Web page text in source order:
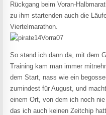
Rückgang beim Voran-
zu ihm startenden auch die
Viertelmarathon.
So stand ich dann da, mit dem
Training kam man immer
dem Start, nass wie ein
zumindest für August, und
einem Ort, von dem ich noch
das ich auch keinen Zeitchip